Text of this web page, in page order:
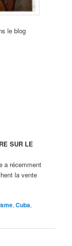
le blog
SUR LE
a récemment
la vente
,Cuba,